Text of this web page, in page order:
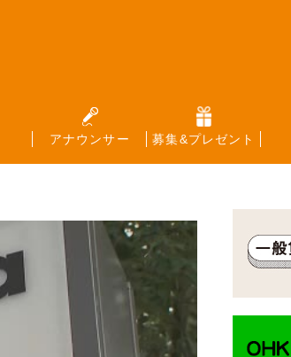
アナウンサー 募集&プレゼント